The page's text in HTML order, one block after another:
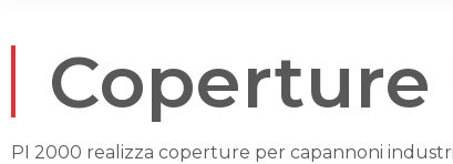
PI 2000 realizza coperture per capannoni